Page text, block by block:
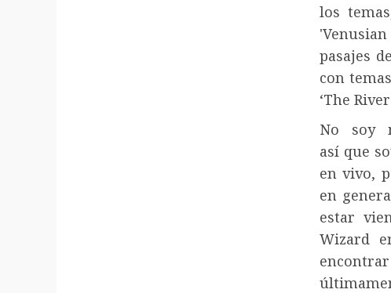
los
pasajes
con
‘The
No soy
así que
en vivo,
en
estar
Wizard